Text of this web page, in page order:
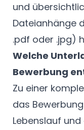
und
Dateianhänge
.pdf oder .jpg)
Welche
Bewerbung
Zu einer
das
Lebenslauf